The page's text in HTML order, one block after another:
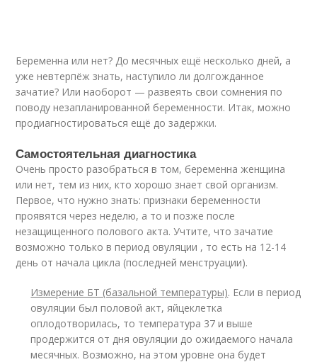
Беременна или нет? До месячных ещё несколько дней, а
уже невтерпёж знать, наступило ли долгожданное
зачатие? Или наоборот — развеять свои сомнения по
поводу незапланированной беременности. Итак, можно
продиагностироваться ещё до задержки.
Самостоятельная диагностика
Очень просто разобраться в том, беременна женщина
или нет, тем из них, кто хорошо знает свой организм.
Первое, что нужно знать: признаки беременности
проявятся через неделю, а то и позже после
незащищенного полового акта. Учтите, что зачатие
возможно только в период овуляции , то есть на 12-14
день от начала цикла (последней менструации).
Измерение БТ (базальной температуры). Если в период
овуляции был половой акт, яйцеклетка
оплодотворилась, то температура 37 и выше
продержится от дня овуляции до ожидаемого начала
месячных. Возможно, на этом уровне она будет